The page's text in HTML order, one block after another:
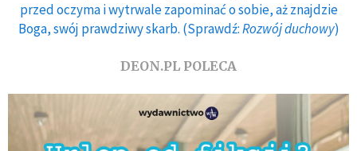
przed oczyma i wytrwale zapominać o sobie, aż znajdzie
Boga, swój prawdziwy skarb. (Sprawdź:Rozwój duchowy)
DEON.PL POLECA